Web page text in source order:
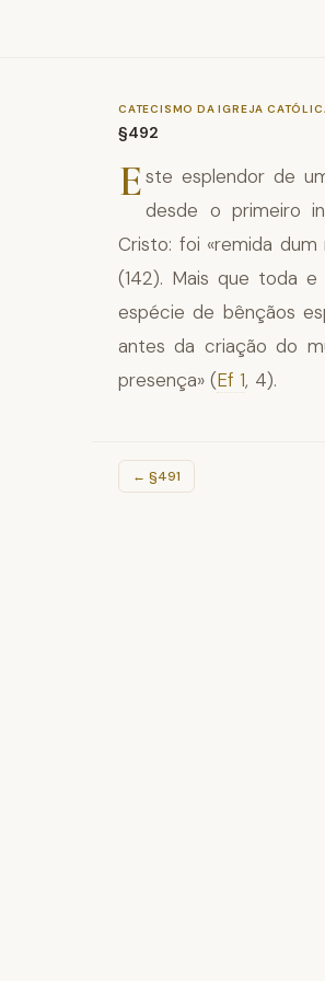
Católica
CATECISMO DA IGREJA
§492
Este esplendor de
desde o primeiro
Cristo: foi «remida
(142). Mais que toda
espécie de bênçãos
antes da criação do
presença» (Ef 1, 4).
← §491